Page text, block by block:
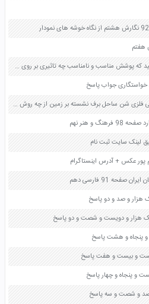
با کمک هم گروهی های خود بررسی کنید که پوشش مناسب و نامناسب چه تاثیری بر روی خود فرد و نیز اجتماع دارد صفحه 70 پیام های آسمان هشتم
خواستگاری جواب پاسخ
برای اجرای خط روی سطوح چوبی سنگی فلزی شن ساحل برف نشسته بر زمین از چه روش های ابتکاری می توانید استفاده کنید جستجو کنید هنرمندان روی این سطوح با چه مواد و ابزاری کار می کنند صفحه 43 فرهنگ و هنر هشتم
و هنر نهم
پور عکس + آدرس اینستاگرام
91 فارسی دهم